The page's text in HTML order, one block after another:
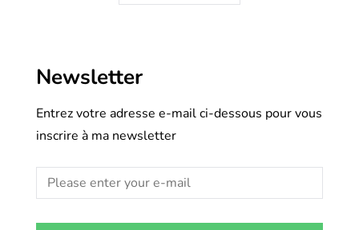
Newsletter
Entrez votre adresse e-mail ci-dessous pour vous
inscrire à ma newsletter